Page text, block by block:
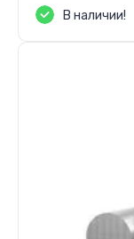
В наличии!